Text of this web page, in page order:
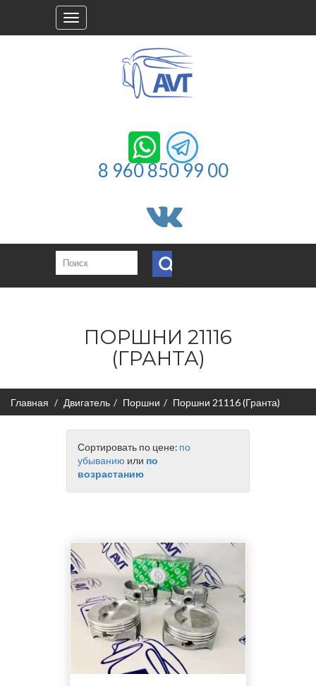
Toggle
navigation
8 960 850 99 00
ПОРШНИ 21116
(ГРАНТА)
Главная Двигатель Поршни Поршни 21116 (Гранта)
Сортировать по цене: по
убыванию или по
возрастанию